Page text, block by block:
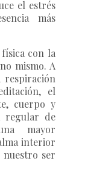
el estrés
más
con la
mismo. A
respiración
el
cuerpo y
regular de
mayor
interior
ser